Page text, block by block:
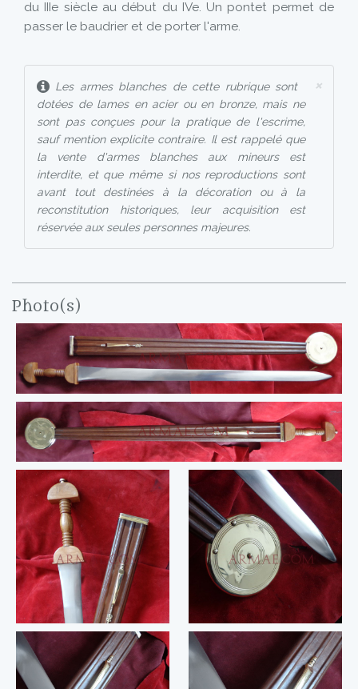
du IIIe siècle au début du IVe. Un pontet permet de
passer le baudrier et de porter l'arme.
×
Les armes blanches de cette rubrique sont
dotées de lames en acier ou en bronze, mais ne
sont pas conçues pour la pratique de l'escrime,
sauf mention explicite contraire. Il est rappelé que
la vente d'armes blanches aux mineurs est
interdite, et que même si nos reproductions sont
avant tout destinées à la décoration ou à la
reconstitution historiques, leur acquisition est
réservée aux seules personnes majeures.
Photo(s)